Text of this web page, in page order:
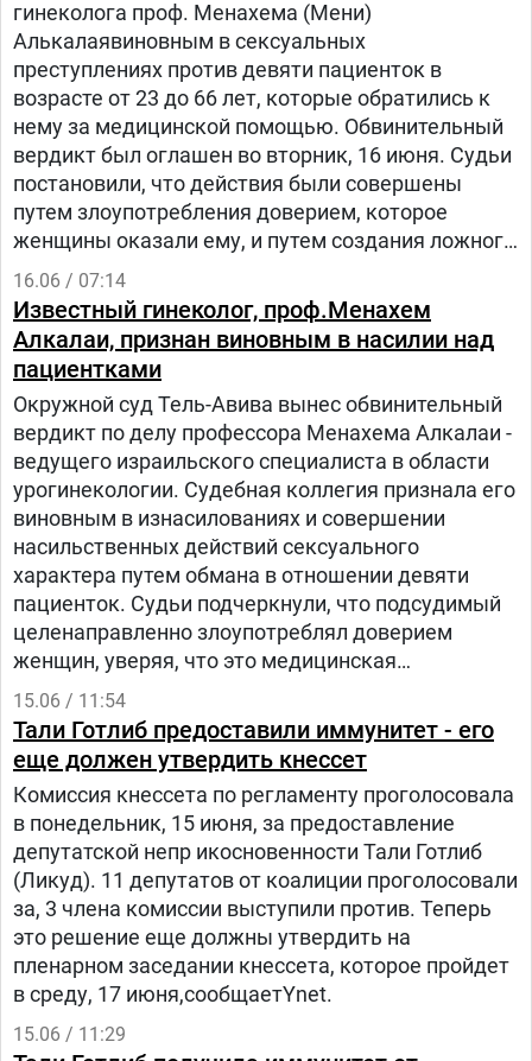
гинеколога проф. Менахема (Мени)
Алькалаявиновным в сексуальных
преступлениях против девяти пациенток в
возрасте от 23 до 66 лет, которые обратились к
нему за медицинской помощью. Обвинительный
вердикт был оглашен во вторник, 16 июня. Судьи
постановили, что действия были совершены
путем злоупотребления доверием, которое
женщины оказали ему, и путем создания ложного
представления о том, что это является частью
медицинской процедуры.
16.06 / 07:14
Известный гинеколог, проф.Менахем
Алкалаи, признан виновным в насилии над
пациентками
Окружной суд Тель-Авива вынес обвинительный
вердикт по делу профессора Менахема Алкалаи -
ведущего израильского специалиста в области
урогинекологии. Судебная коллегия признала его
виновным в изнасилованиях и совершении
насильственных действий сексуального
характера путем обмана в отношении девяти
пациенток. Судьи подчеркнули, что подсудимый
целенаправленно злоупотреблял доверием
женщин, уверяя, что это медицинская
необходимость.
15.06 / 11:54
Тали Готлиб предоставили иммунитет - его
еще должен утвердить кнессет
Комиссия кнессета по регламенту проголосовала
в понедельник, 15 июня, за предоставление
депутатской непр икосновенности Тали Готлиб
(Ликуд). 11 депутатов от коалиции проголосовали
за, 3 члена комиссии выступили против. Теперь
это решение еще должны утвердить на
пленарном заседании кнессета, которое пройдет
в среду, 17 июня,сообщаетYnet.
15.06 / 11:29